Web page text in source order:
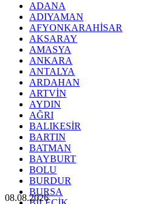
ADANA
ADIYAMAN
AFYONKARAHİSAR
AKSARAY
AMASYA
ANKARA
ANTALYA
ARDAHAN
ARTVİN
AYDIN
AĞRI
BALIKESİR
BARTIN
BATMAN
BAYBURT
BOLU
BURDUR
BURSA
08.08.2026